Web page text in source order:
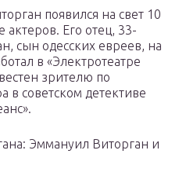
появился на свет 10
актеров. Его отец, 33-
сын одесских евреев, на
в «Электротеатре
зрителю по
советском детективе
Эммануил Виторган и